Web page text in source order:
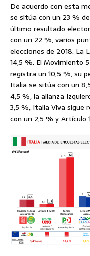
De acuerdo con esta
se sitúa con un 23 %
último resultado
con un 22 %, varios
elecciones de 2018. La
14,5 %. El Movimiento
registra un 10,5 %, su
Italia se sitúa con un
4,5 %, la alianza
3,5 %, Italia Viva sigue
con un 2,5 % y Artículo